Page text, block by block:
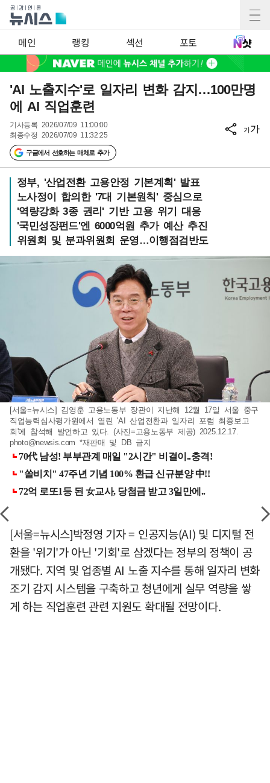
메인 랭킹 섹션 포토
'AI 노출지수'로 일자리 변화 감지…100만명
에 AI 직업훈련
기사등록 2026/07/09 11:00:00
최종수정 2026/07/09 11:32:25
구글에서 선호하는 매체로 추가
가가
정부, '산업전환 고용안정 기본계획' 발표
노사정이 합의한 '7대 기본원칙' 중심으로
'역량강화 3종 권리' 기반 고용 위기 대응
'국민성장펀드'엔 6000억원 추가 예산 추진
위원회 및 분과위원회 운영…이행점검반도
[서울=뉴시스] 김영훈 고용노동부 장관이 지난해 12월 17일 서울 중구
직업능력심사평가원에서 열린 'AI 산업전환과 일자리 포럼 최종보고
회'에 참석해 발언하고 있다. (사진=고용노동부 제공) 2025.12.17.
photo@newsis.com *재판매 및 DB 금지
[서울=뉴시스]박정영 기자 = 인공지능(AI) 및 디지털 전
환을 '위기'가 아닌 '기회'로 삼겠다는 정부의 정책이 공
개됐다. 지역 및 업종별 AI 노출 지수를 통해 일자리 변화
조기 감지 시스템을 구축하고 청년에게 실무 역량을 쌓
게 하는 직업훈련 관련 지원도 확대될 전망이다.